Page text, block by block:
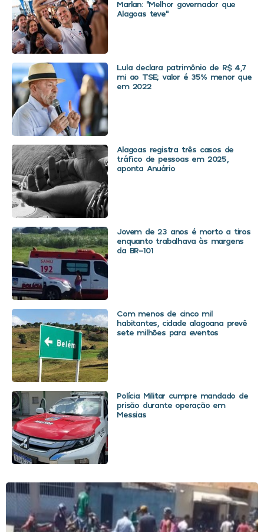
Marlan: “Melhor governador que
Alagoas teve”
Lula declara patrimônio de R$ 4,7
mi ao TSE; valor é 35% menor que
em 2022
Alagoas registra três casos de
tráfico de pessoas em 2025,
aponta Anuário
Jovem de 23 anos é morto a tiros
enquanto trabalhava às margens
da BR-101
Com menos de cinco mil
habitantes, cidade alagoana prevê
sete milhões para eventos
Polícia Militar cumpre mandado de
prisão durante operação em
Messias